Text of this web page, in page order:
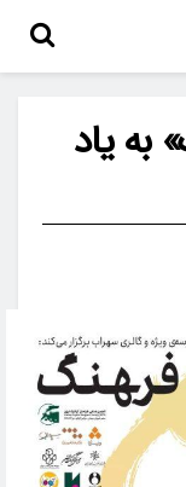
به یاد